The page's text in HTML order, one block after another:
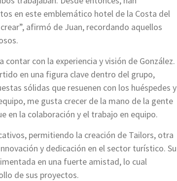
en este emblemático hotel de la Costa del
afirmó de Juan, recordando aquellos
con la experiencia y visión de González.
en una figura clave dentro del grupo,
sólidas que resuenen con los huéspedes y
me gusta crecer de la mano de la gente
en la colaboración y el trabajo en equipo.
permitiendo la creación de Tailors, otra
y dedicación en el sector turístico. Su
en una fuerte amistad, lo cual
de sus proyectos.